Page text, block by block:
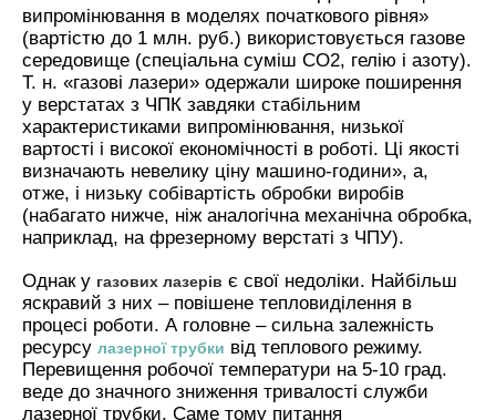
випромінювання в моделях початкового рівня»
(вартістю до 1 млн. руб.) використовується газове
середовище (спеціальна суміш СО2, гелію і азоту).
Т. н. «газові лазери» одержали широке поширення
у верстатах з ЧПК завдяки стабільним
характеристиками випромінювання, низької
вартості і високої економічності в роботі. Ці якості
визначають невелику ціну машино-години», а,
отже, і низьку собівартість обробки виробів
(набагато нижче, ніж аналогічна механічна обробка,
наприклад, на фрезерному верстаті з ЧПУ).
Однак у газових лазерів є свої недоліки. Найбільш
яскравий з них – повішене тепловиділення в
процесі роботи. А головне – сильна залежність
ресурсу лазерної трубки від теплового режиму.
Перевищення робочої температури на 5-10 град.
веде до значного зниження тривалості служби
лазерної трубки. Саме тому питання